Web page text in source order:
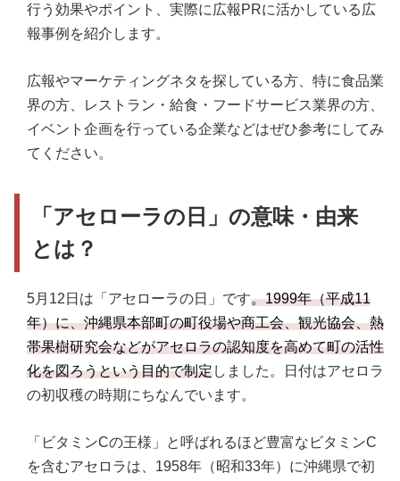
行う効果やポイント、実際に広報PRに活かしている広
報事例を紹介します。
広報やマーケティングネタを探している方、特に食品業
界の方、レストラン・給食・フードサービス業界の方、
イベント企画を行っている企業などはぜひ参考にしてみ
てください。
「アセローラの日」の意味・由来
とは？
5月12日は「アセローラの日」です。1999年（平成11
年）に、沖縄県本部町の町役場や商工会、観光協会、熱
帯果樹研究会などがアセロラの認知度を高めて町の活性
化を図ろうという目的で制定しました。日付はアセロラ
の初収穫の時期にちなんでいます。
「ビタミンCの王様」と呼ばれるほど豊富なビタミンC
を含むアセロラは、1958年（昭和33年）に沖縄県で初